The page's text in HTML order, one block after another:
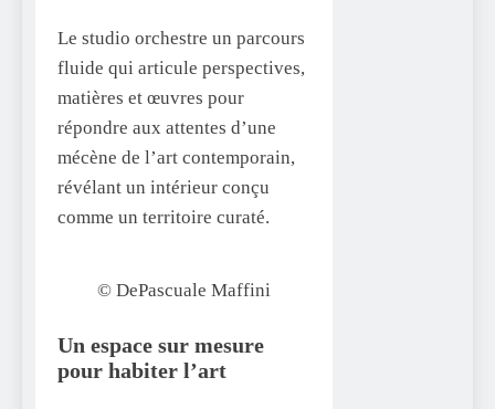
Le studio orchestre un parcours
fluide qui articule perspectives,
matières et œuvres pour
répondre aux attentes d’une
mécène de l’art contemporain,
révélant un intérieur conçu
comme un territoire curaté.
© DePascuale Maffini
Un espace sur mesure
pour habiter l’art